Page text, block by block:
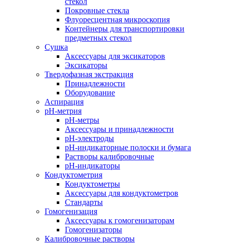
Покровные стекла
Флуоресцентная микроскопия
Контейнеры для транспортировки
предметных стекол
Сушка
Аксессуары для эксикаторов
Эксикаторы
Твердофазная экстракция
Принадлежности
Оборудование
Аспирация
pH-метрия
pH-метры
Аксессуары и принадлежности
pH-электроды
pH-индикаторные полоски и бумага
Растворы калибровочные
pH-индикаторы
Кондуктометрия
Кондуктометры
Аксессуары для кондуктометров
Стандарты
Гомогенизация
Аксессуары к гомогенизаторам
Гомогенизаторы
Калибровочные растворы